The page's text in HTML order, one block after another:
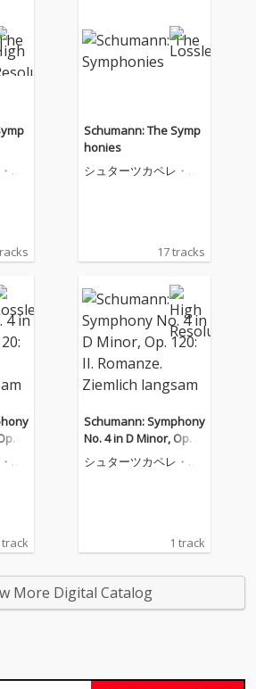
ベ
Schumann: The Symp
honies
シュターツカペレ・ベ
17 tracks
1
ベ
track
Schumann: Symphony
No. 4 in D Minor, Op. 1
20: II. Romanze. Ziemli
ch langsam
シュターツカペレ・ベ
1 track
More Digital Catalog